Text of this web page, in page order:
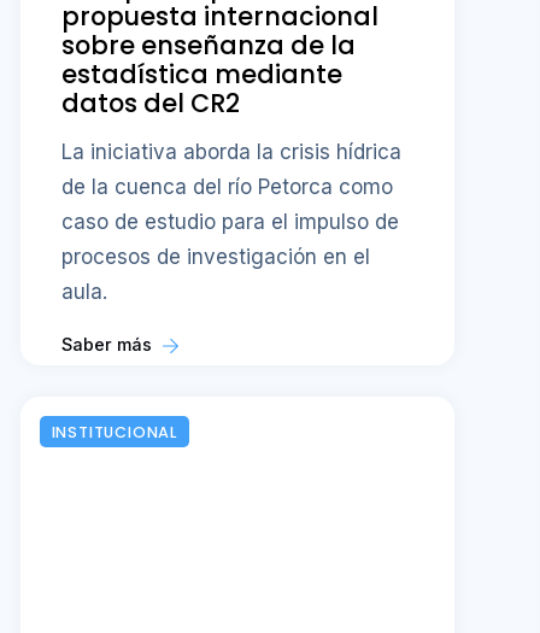
propuesta internacional
sobre enseñanza de la
estadística mediante
datos del CR2
La iniciativa aborda la crisis hídrica
de la cuenca del río Petorca como
caso de estudio para el impulso de
procesos de investigación en el
aula.
Saber más
INSTITUCIONAL